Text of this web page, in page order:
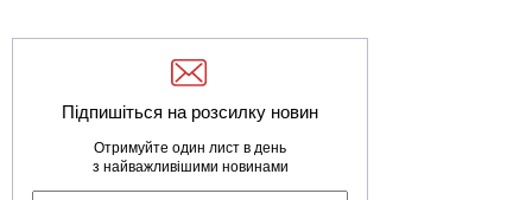
Підпишіться на розсилку новин
Отримуйте один лист в день
з найважливішими новинами